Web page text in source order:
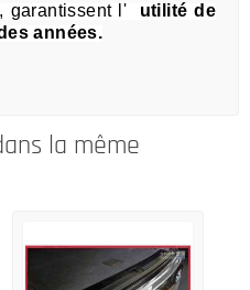
garantissent l' utilité de
années.
la même